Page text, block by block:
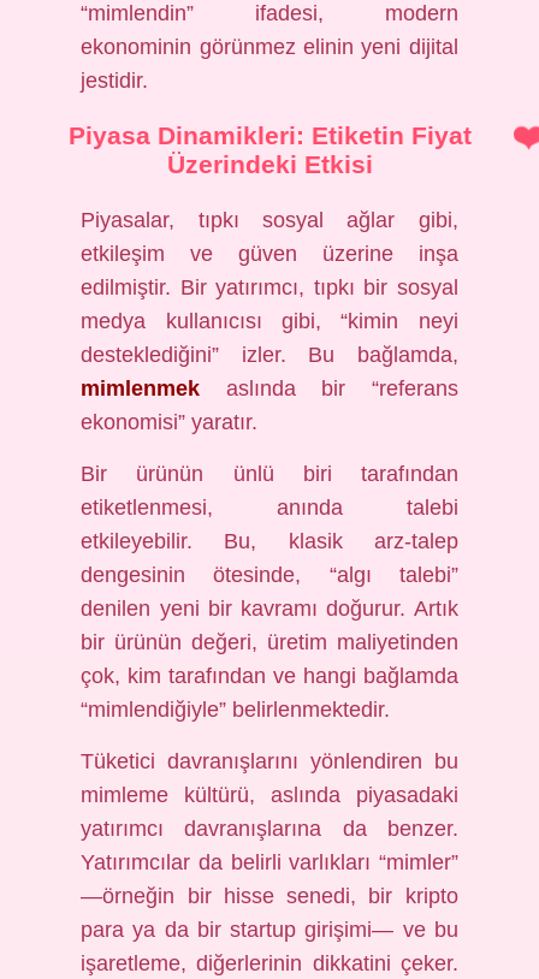
“mimlendin” ifadesi, modern
ekonominin görünmez elinin yeni dijital
jestidir.
Piyasa Dinamikleri: Etiketin Fiyat
Üzerindeki Etkisi
Piyasalar, tıpkı sosyal ağlar gibi,
etkileşim ve güven üzerine inşa
edilmiştir. Bir yatırımcı, tıpkı bir sosyal
medya kullanıcısı gibi, “kimin neyi
desteklediğini” izler. Bu bağlamda,
mimlenmek aslında bir “referans
ekonomisi” yaratır.
Bir ürünün ünlü biri tarafından
etiketlenmesi, anında talebi
etkileyebilir. Bu, klasik arz-talep
dengesinin ötesinde, “algı talebi”
denilen yeni bir kavramı doğurur. Artık
bir ürünün değeri, üretim maliyetinden
çok, kim tarafından ve hangi bağlamda
“mimlendiğiyle” belirlenmektedir.
Tüketici davranışlarını yönlendiren bu
mimleme kültürü, aslında piyasadaki
yatırımcı davranışlarına da benzer.
Yatırımcılar da belirli varlıkları “mimler”
—örneğin bir hisse senedi, bir kripto
para ya da bir startup girişimi— ve bu
işaretleme, diğerlerinin dikkatini çeker.